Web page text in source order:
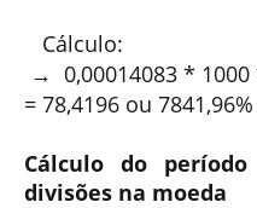
Cálculo:
→ 0,00014083 * 1000
= 78,4196 ou 7841,96%
Cálculo do período
divisões na moeda